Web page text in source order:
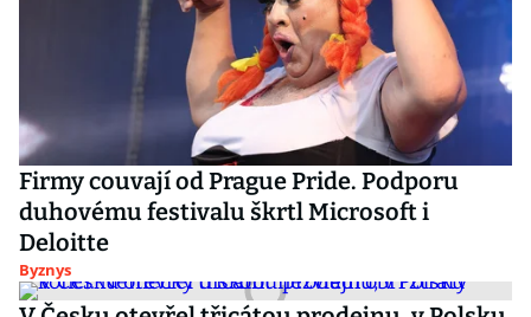
Firmy couvají od Prague Pride. Podporu
duhovému festivalu škrtl Microsoft i
Deloitte
Byznys